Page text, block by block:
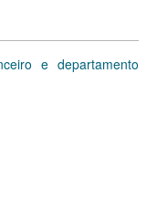
e departamento